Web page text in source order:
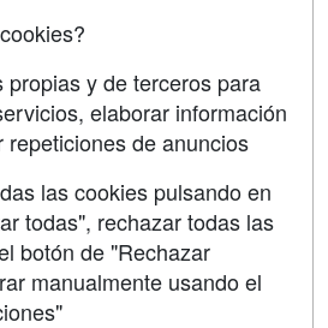
propias y de terceros para
elaborar información
de anuncios
las cookies pulsando en
todas", rechazar todas las
botón de "Rechazar
manualmente usando el